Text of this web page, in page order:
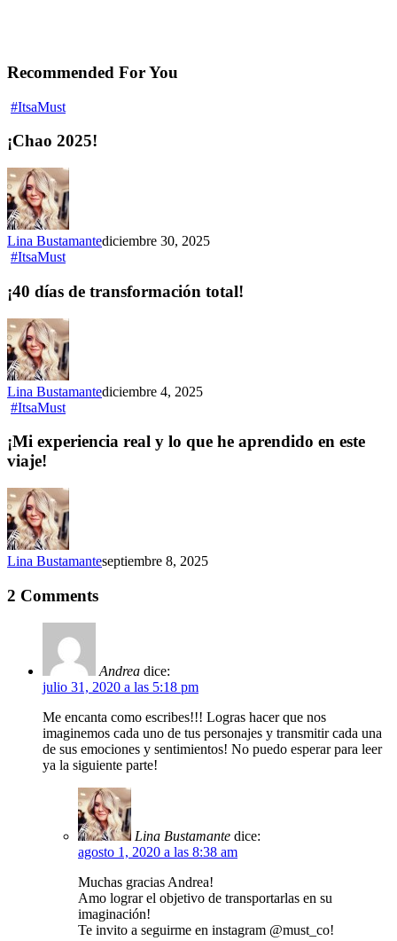
Recommended For You
#ItsaMust
¡Chao 2025!
Lina Bustamantediciembre 30, 2025
#ItsaMust
¡40 días de transformación total!
Lina Bustamantediciembre 4, 2025
#ItsaMust
¡Mi experiencia real y lo que he aprendido en este
viaje!
Lina Bustamanteseptiembre 8, 2025
2 Comments
Andrea dice:
julio 31, 2020 a las 5:18 pm
Me encanta como escribes!!! Logras hacer que nos
imaginemos cada uno de tus personajes y transmitir cada una
de sus emociones y sentimientos! No puedo esperar para leer
ya la siguiente parte!
Lina Bustamante dice:
agosto 1, 2020 a las 8:38 am
Muchas gracias Andrea!
Amo lograr el objetivo de transportarlas en su
imaginación!
Te invito a seguirme en instagram @must_co!